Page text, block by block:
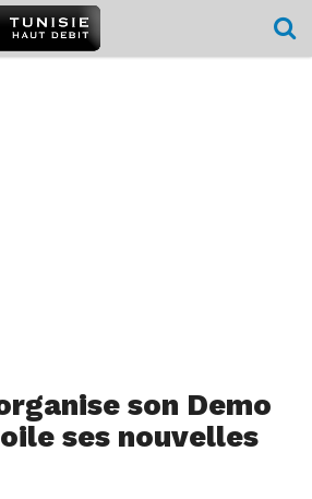
son Demo
ses nouvelles